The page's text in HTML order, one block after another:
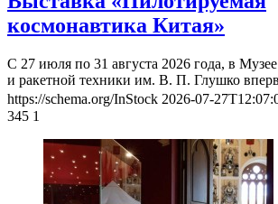
космонавтика Китая»
С 27 июля по 31 августа 2026 года, в
и ракетной техники им. В. П. Глушко
https://schema.org/InStock 2026-07-
345 1